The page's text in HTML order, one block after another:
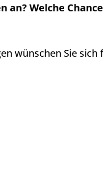
an? Welche
wünschen Sie sich